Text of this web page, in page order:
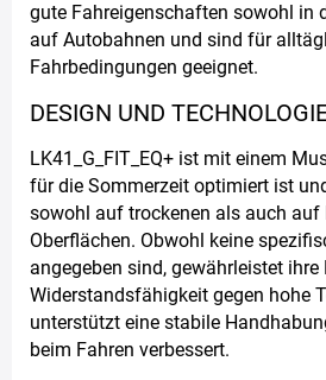
gute Fahreigenschaften sowohl in
auf Autobahnen und sind für
Fahrbedingungen geeignet.
DESIGN UND
LK41_G_FIT_EQ+ ist mit einem
für die Sommerzeit optimiert ist
sowohl auf trockenen als auch auf
Oberflächen. Obwohl keine
angegeben sind, gewährleistet
Widerstandsfähigkeit gegen hohe
unterstützt eine stabile
beim Fahren verbessert.